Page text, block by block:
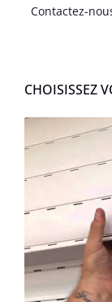
Contactez-
CHOISISSEZ